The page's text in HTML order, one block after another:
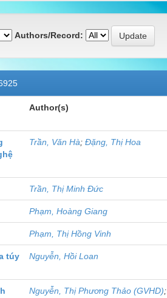
Authors/Record:
Author(s)
Trần, Văn Hà; Đặng, Thị Hoa
Trần, Thị Minh Đức
Phạm, Hoàng Giang
Phạm, Thị Hồng Vinh
túy
Nguyễn, Hồi Loan
Nguyễn, Thị Phương Thảo (GVHD);